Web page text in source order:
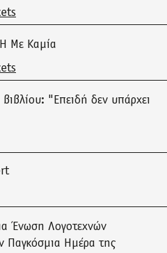
Με Καμία
"Επειδή δεν υπάρχει
Ένωση Λογοτεχνών
Παγκόσμια Ημέρα της